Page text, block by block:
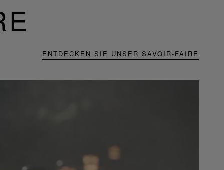
ENTDECKEN SIE UNSER SAVOIR-FAIRE